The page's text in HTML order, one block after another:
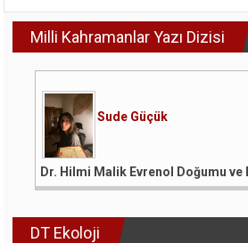
Milli Kahramanlar Yazı Dizisi
Sude Güçük
Dr. Hilmi Malik Evrenol Doğumu ve
DT Ekoloji